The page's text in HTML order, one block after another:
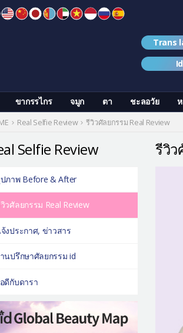
ขากรรไกร จมูก ตา ชะลอวัย
Trans
Real Selfie Review รีวิวศัลยกรรม Real Review
รีวิว
Selfie Review
ภาพ Before & After
วศัลยกรรม Real Review
งประกาศ, ข่าวสาร
นปรึกษาศัลยกรรม id
ดีกับดารา